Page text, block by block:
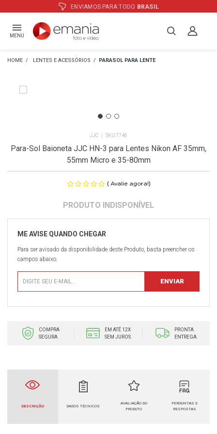
ATÉ12X
MENU
LENTES E ACESSÓRIOS PARASOL PARA LENTE
JJC 7746
Para-Sol Baioneta JJC HN-3 para Lentes Nikon AF 35mm,
55mm Micro e 35-80mm
( Avalie agora!)
Para ser avisado da disponibilidade deste Produto, basta preencher os
campos abaixo.
COMPRA
SEGURA
EM ATÉ 12X
SEM JUROS
PRONTA
ENTREGA
DESCRIÇÃO DADOS TÉCNICOS
AVALIAÇÃO DO
PRODUTO
PERGUNTAS E
RESPOSTAS